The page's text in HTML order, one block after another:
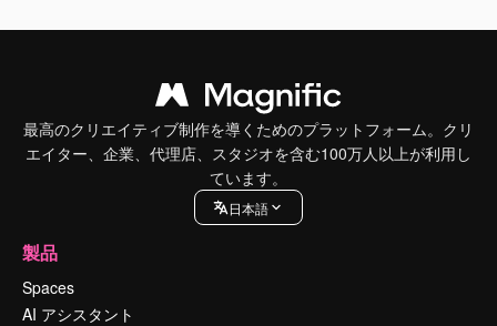
最高のクリエイティブ制作を導くためのプラットフォーム。クリ
エイター、企業、代理店、スタジオを含む100万人以上が利用し
ています。
日本語
製品
Spaces
AI アシスタント